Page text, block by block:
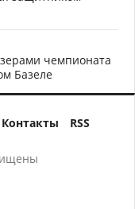
чемпионата
Базеле
Контакты RSS